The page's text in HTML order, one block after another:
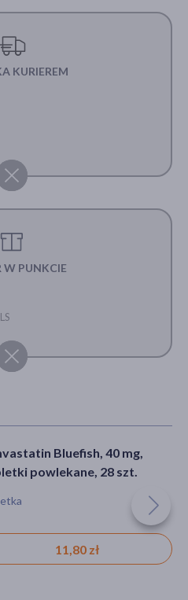
KURIEREM
W PUNKCIE
Bluefish, 40 mg,
powlekane, 28 szt.
11,80 zł